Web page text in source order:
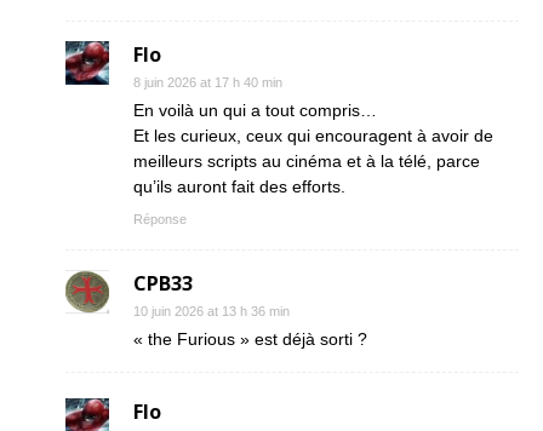
Flo
8 juin 2026 at 17 h 40 min
En voilà un qui a tout compris…
Et les curieux, ceux qui encouragent à avoir de
meilleurs scripts au cinéma et à la télé, parce
qu’ils auront fait des efforts.
Réponse
CPB33
10 juin 2026 at 13 h 36 min
« the Furious » est déjà sorti ?
Flo